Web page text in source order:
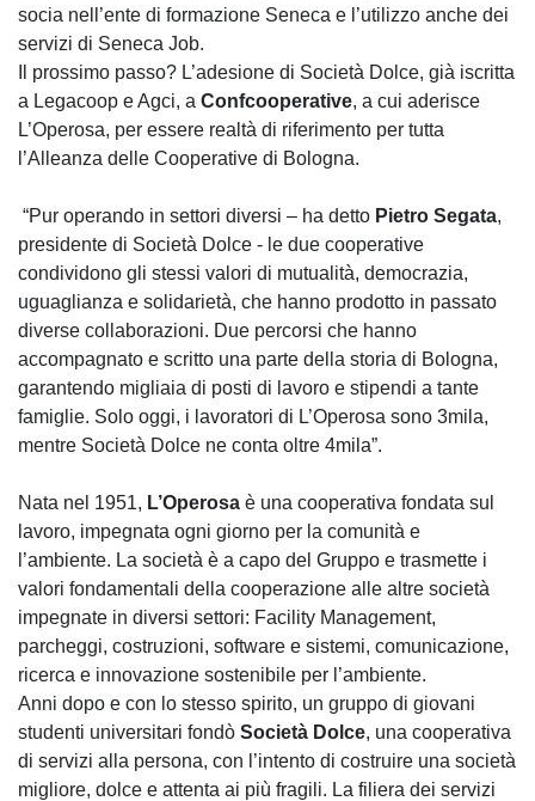
socia nell’ente di formazione Seneca e l’utilizzo anche dei
servizi di Seneca Job.
Il prossimo passo? L’adesione di Società Dolce, già iscritta
a Legacoop e Agci, a Confcooperative, a cui aderisce
L’Operosa, per essere realtà di riferimento per tutta
l’Alleanza delle Cooperative di Bologna.
“Pur operando in settori diversi – ha detto Pietro Segata,
presidente di Società Dolce - le due cooperative
condividono gli stessi valori di mutualità, democrazia,
uguaglianza e solidarietà, che hanno prodotto in passato
diverse collaborazioni. Due percorsi che hanno
accompagnato e scritto una parte della storia di Bologna,
garantendo migliaia di posti di lavoro e stipendi a tante
famiglie. Solo oggi, i lavoratori di L’Operosa sono 3mila,
mentre Società Dolce ne conta oltre 4mila”.
Nata nel 1951, L’Operosa è una cooperativa fondata sul
lavoro, impegnata ogni giorno per la comunità e
l’ambiente. La società è a capo del Gruppo e trasmette i
valori fondamentali della cooperazione alle altre società
impegnate in diversi settori: Facility Management,
parcheggi, costruzioni, software e sistemi, comunicazione,
ricerca e innovazione sostenibile per l’ambiente.
Anni dopo e con lo stesso spirito, un gruppo di giovani
studenti universitari fondò Società Dolce, una cooperativa
di servizi alla persona, con l’intento di costruire una società
migliore, dolce e attenta ai più fragili. La filiera dei servizi